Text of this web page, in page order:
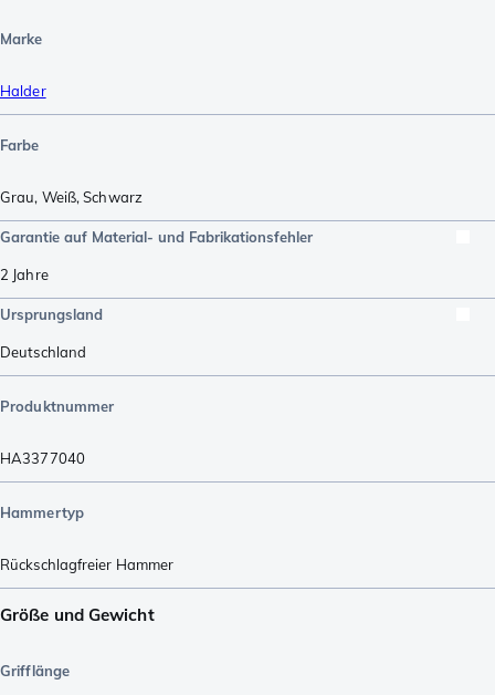
Marke
Halder
Farbe
Grau, Weiß,Schwarz
Garantie auf Material- und Fabrikationsfehler
2 Jahre
Ursprungsland
Deutschland
Produktnummer
HA3377040
Hammertyp
Rückschlagfreier Hammer
Größe und Gewicht
Grifflänge